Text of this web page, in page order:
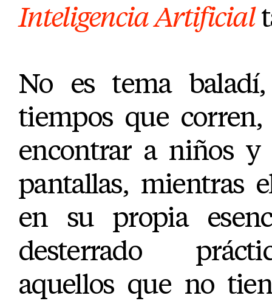
Inteligencia Artificial
No es tema
tiempos que
encontrar a niños y
pantallas, mientras
en su propia
desterrado
aquellos que no